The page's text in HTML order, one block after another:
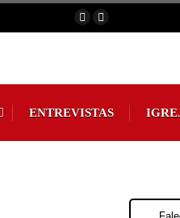
ENTREVISTAS